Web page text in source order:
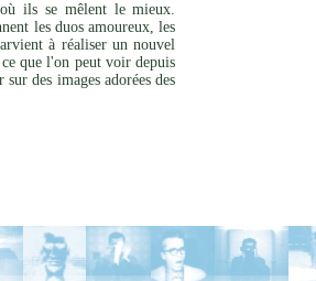
ils se mêlent le mieux.
les duos amoureux, les
à réaliser un nouvel
que l'on peut voir depuis
des images adorées des